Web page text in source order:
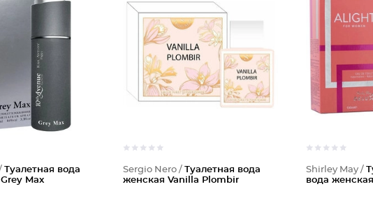
Туалетная вода
Max
Sergio Nero / Туалетная вода
женская Vanilla Plombir
Shirley May /
вода